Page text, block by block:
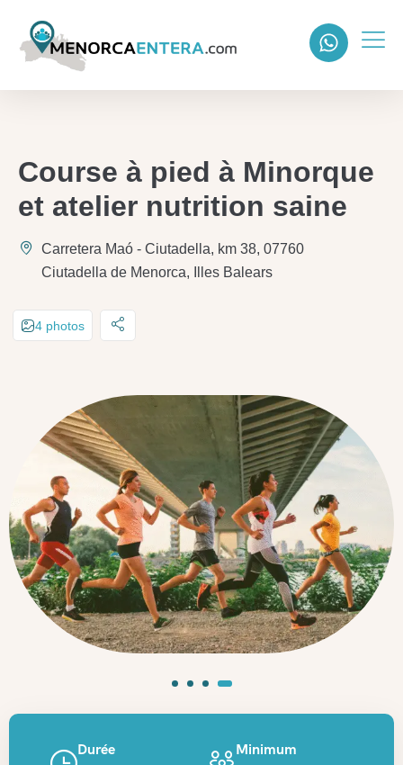
Course à pied à Minorque
et atelier nutrition saine
Carretera Maó - Ciutadella, km 38, 07760
Ciutadella de Menorca, Illes Balears
4 photos
Durée
Minimum